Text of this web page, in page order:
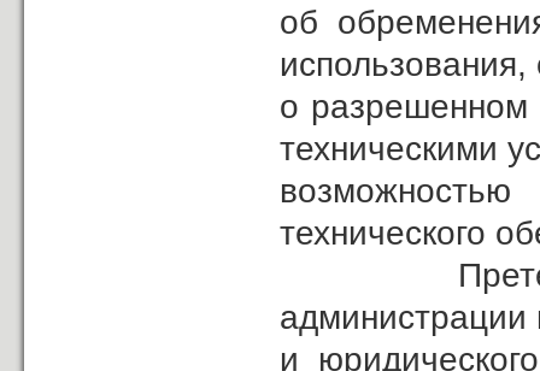
об
о разрешенном
техническими
технического
Претензий
администрации
и